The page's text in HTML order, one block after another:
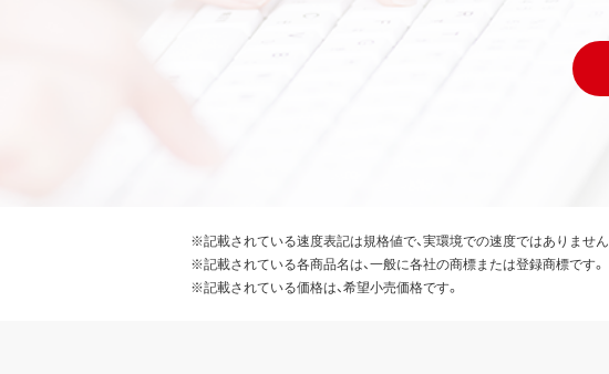
※記載されている速度表記は規格値で、実環境での速度ではありません
※記載されている各商品名は、一般に各社の商標または登録商標です。
※記載されている価格は、希望小売価格です。